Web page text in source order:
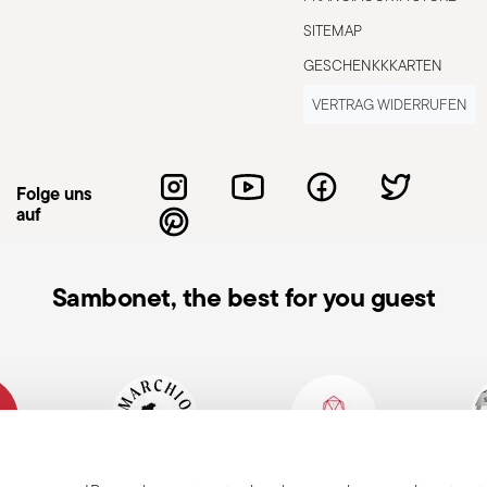
SITEMAP
GESCHENKKKARTEN
VERTRAG WIDERRUFEN
Folge uns
auf
Sambonet, the best for you guest